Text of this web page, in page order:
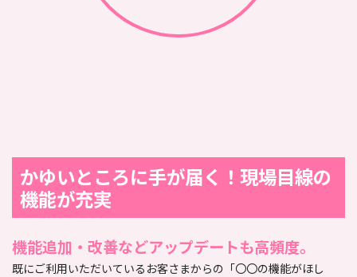
かゆいところに手が届く！現場目線の
機能が充実
機能追加・改善などアップデートも高頻度。
既にご利用いただいているお客さまからの「〇〇の機能がほし